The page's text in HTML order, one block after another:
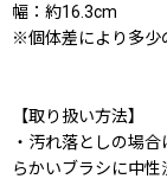
幅：約16.3cm
※個体差により多少
【取り扱い方法】
・汚れ落としの場
らかいブラシに中